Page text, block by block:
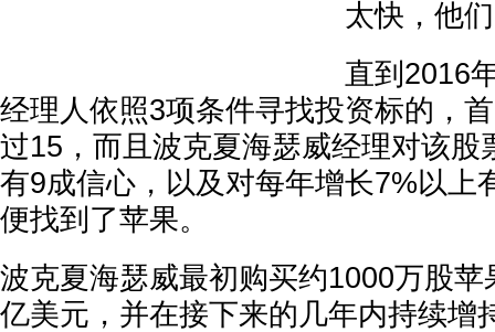
太快，他
直到2016
经理人依照3项条件寻找投资标的，
过15，而且波克夏海瑟威经理对该股
有9成信心，以及对每年增长7%以上
便找到了苹果。
波克夏海瑟威最初购买约1000万股
亿美元，并在接下来的几年内持续增